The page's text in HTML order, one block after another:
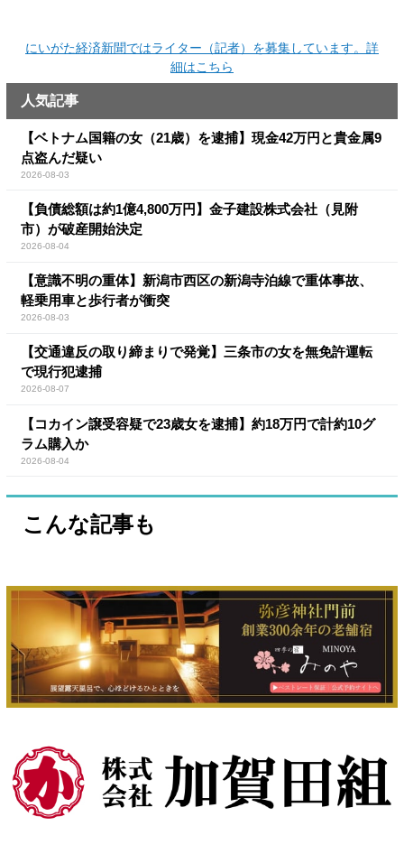
にいがた経済新聞ではライター（記者）を募集しています。詳
細はこちら
人気記事
【ベトナム国籍の女（21歳）を逮捕】現金42万円と貴金属9
点盗んだ疑い
2026-08-03
【負債総額は約1億4,800万円】金子建設株式会社（見附
市）が破産開始決定
2026-08-04
【意識不明の重体】新潟市西区の新潟寺泊線で重体事故、
軽乗用車と歩行者が衝突
2026-08-03
【交通違反の取り締まりで発覚】三条市の女を無免許運転
で現行犯逮捕
2026-08-07
【コカイン譲受容疑で23歳女を逮捕】約18万円で計約10グ
ラム購入か
2026-08-04
こんな記事も